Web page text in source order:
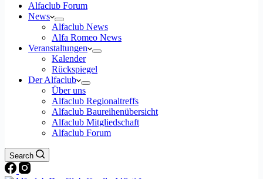
Alfaclub Forum
News
Alfaclub News
Alfa Romeo News
Veranstaltungen
Kalender
Rückspiegel
Der Alfaclub
Über uns
Alfaclub Regionaltreffs
Alfaclub Baureihenübersicht
Alfaclub Mitgliedschaft
Alfaclub Forum
Search